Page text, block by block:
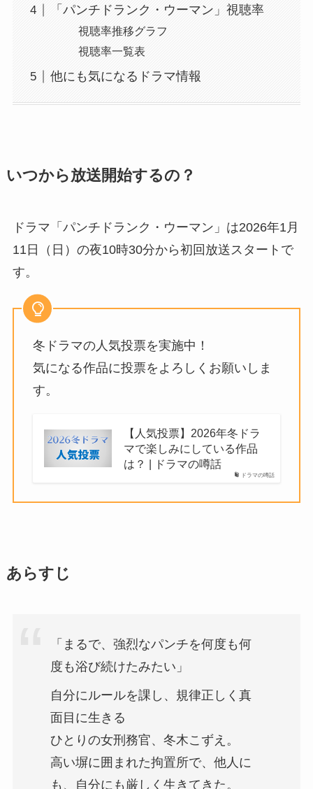
「パンチドランク・ウーマン」視聴率
視聴率推移グラフ
視聴率一覧表
他にも気になるドラマ情報
いつから放送開始するの？
ドラマ「パンチドランク・ウーマン」は2026年1月
11日（日）の夜10時30分から初回放送スタートで
す。
冬ドラマの人気投票を実施中！
気になる作品に投票をよろしくお願いしま
す。
ドラマの噂話
【人気投票】2026年冬ドラ
マで楽しみにしている作品
は？ | ドラマの噂話
あらすじ
「まるで、強烈なパンチを何度も何
度も浴び続けたみたい」
自分にルールを課し、規律正しく真
面目に生きる
ひとりの女刑務官、冬木こずえ。
高い塀に囲まれた拘置所で、他人に
も、自分にも厳しく生きてきた。